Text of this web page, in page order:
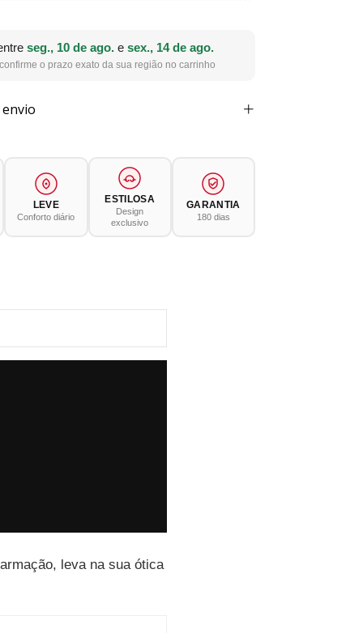
seg., 10 de ago. e sex., 14 de ago.
o prazo exato da sua região no carrinho
LEVE
Conforto diário
ESTILOSA
Design
exclusivo
GARANTIA
180 dias
leva na sua ótica